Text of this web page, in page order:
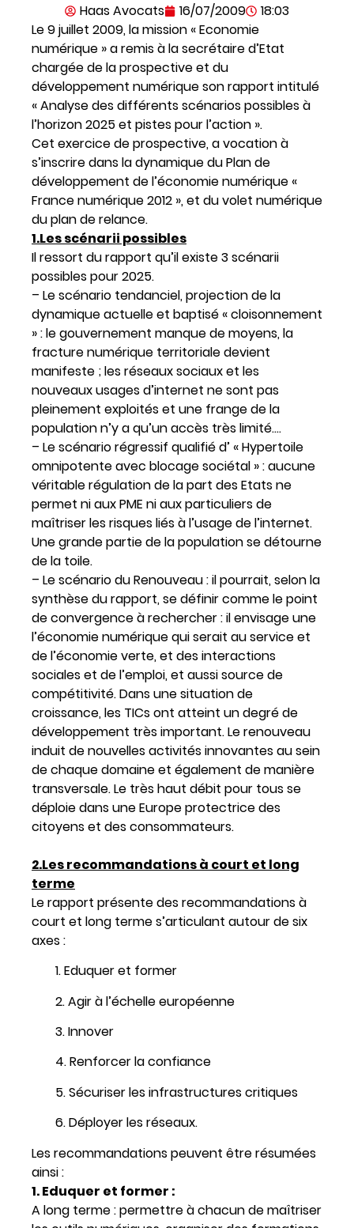
Haas Avocats 16/07/2009
18:03
Le 9 juillet 2009, la mission « Economie
numérique » a remis à la secrétaire d’Etat
chargée de la prospective et du
développement numérique son rapport intitulé
« Analyse des différents scénarios possibles à
l’horizon 2025 et pistes pour l’action ».
Cet exercice de prospective, a vocation à
s’inscrire dans la dynamique du Plan de
développement de l’économie numérique «
France numérique 2012 », et du volet numérique
du plan de relance.
1.Les scénarii possibles
Il ressort du rapport qu’il existe 3 scénarii
possibles pour 2025.
– Le scénario tendanciel, projection de la
dynamique actuelle et baptisé « cloisonnement
» : le gouvernement manque de moyens, la
fracture numérique territoriale devient
manifeste ; les réseaux sociaux et les
nouveaux usages d’internet ne sont pas
pleinement exploités et une frange de la
population n’y a qu’un accès très limité….
– Le scénario régressif qualifié d’ « Hypertoile
omnipotente avec blocage sociétal » : aucune
véritable régulation de la part des Etats ne
permet ni aux PME ni aux particuliers de
maîtriser les risques liés à l’usage de l’internet.
Une grande partie de la population se détourne
de la toile.
– Le scénario du Renouveau : il pourrait, selon la
synthèse du rapport, se définir comme le point
de convergence à rechercher : il envisage une
l’économie numérique qui serait au service et
de l’économie verte, et des interactions
sociales et de l’emploi, et aussi source de
compétitivité. Dans une situation de
croissance, les TICs ont atteint un degré de
développement très important. Le renouveau
induit de nouvelles activités innovantes au sein
de chaque domaine et également de manière
transversale. Le très haut débit pour tous se
déploie dans une Europe protectrice des
citoyens et des consommateurs.
2.Les recommandations à court et long
terme
Le rapport présente des recommandations à
court et long terme s’articulant autour de six
axes :
1. Eduquer et former
2. Agir à l’échelle européenne
3. Innover
4. Renforcer la confiance
5. Sécuriser les infrastructures critiques
6. Déployer les réseaux.
Les recommandations peuvent être résumées
ainsi :
1. Eduquer et former :
A long terme : permettre à chacun de maîtriser